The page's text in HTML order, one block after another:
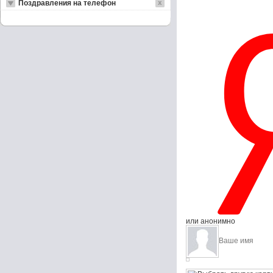
или анонимно
Поздравления на телефон